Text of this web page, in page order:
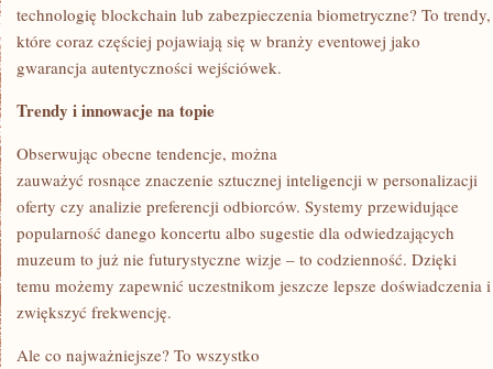
technologię blockchain lub zabezpieczenia biometryczne? To trendy,
które coraz częściej pojawiają się w branży eventowej jako
gwarancja autentyczności wejściówek.
Trendy i innowacje na topie
Obserwując obecne tendencje, można
zauważyć rosnące znaczenie sztucznej inteligencji w personalizacji
oferty czy analizie preferencji odbiorców. Systemy przewidujące
popularność danego koncertu albo sugestie dla odwiedzających
muzeum to już nie futurystyczne wizje – to codzienność. Dzięki
temu możemy zapewnić uczestnikom jeszcze lepsze doświadczenia i
zwiększyć frekwencję.
Ale co najważniejsze? To wszystko